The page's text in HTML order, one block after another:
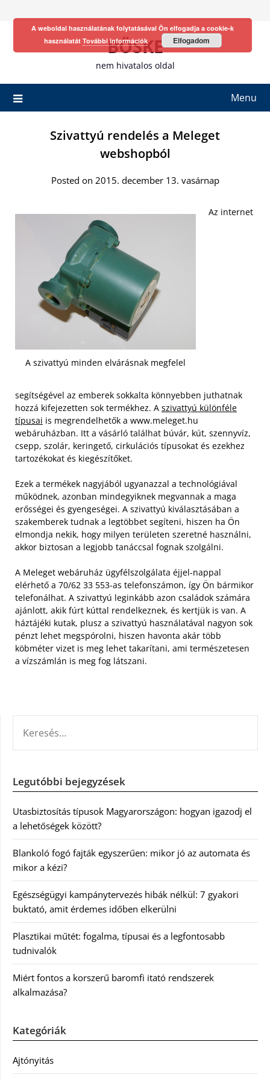
BÖSKE
nem hivatalos oldal
Menu
Szivattyú rendelés a Meleget
webshopból
Posted on 2015. december 13. vasárnap
A szivattyú minden elvárásnak megfelel
Az internet
segítségével az emberek sokkalta könnyebben juthatnak
hozzá kifejezetten sok termékhez. A szivattyú különféle
típusai is megrendelhetők a www.meleget.hu
webáruházban. Itt a vásárló találhat búvár, kút, szennyvíz,
csepp, szolár, keringető, cirkulációs típusokat és ezekhez
tartozékokat és kiegészítőket.
Ezek a termékek nagyjából ugyanazzal a technológiával
működnek, azonban mindegyiknek megvannak a maga
erősségei és gyengeségei. A szivattyú kiválasztásában a
szakemberek tudnak a legtöbbet segíteni, hiszen ha Ön
elmondja nekik, hogy milyen területen szeretné használni,
akkor biztosan a legjobb tanáccsal fognak szolgálni.
A Meleget webáruház ügyfélszolgálata éjjel-nappal
elérhető a 70/62 33 553-as telefonszámon, így Ön bármikor
telefonálhat. A szivattyú leginkább azon családok számára
ajánlott, akik fúrt kúttal rendelkeznek, és kertjük is van. A
háztájéki kutak, plusz a szivattyú használatával nagyon sok
pénzt lehet megspórolni, hiszen havonta akár több
köbméter vizet is meg lehet takarítani, ami természetesen
a vízszámlán is meg fog látszani.
Legutóbbi bejegyzések
Utasbiztosítás típusok Magyarországon: hogyan igazodj el
a lehetőségek között?
Blankoló fogó fajták egyszerűen: mikor jó az automata és
mikor a kézi?
Egészségügyi kampánytervezés hibák nélkül: 7 gyakori
buktató, amit érdemes időben elkerülni
Plasztikai műtét: fogalma, típusai és a legfontosabb
tudnivalók
Miért fontos a korszerű baromfi itató rendszerek
alkalmazása?
Kategóriák
Ajtónyitás
A weboldal használatának folytatásával Ön elfogadja a cookie-k
használatát További információk Elfogadom